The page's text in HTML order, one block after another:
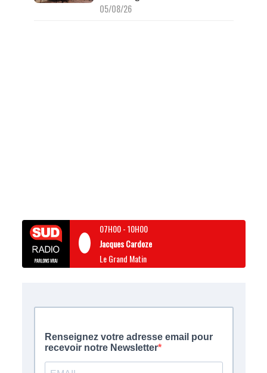
05/08/26
07H00-10H00
Jacques Cardoze
Le Grand Matin